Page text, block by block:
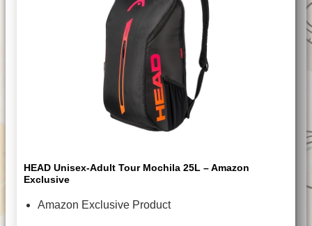
HEAD Unisex-Adult Tour Mochila 25L – Amazon
Exclusive
Amazon Exclusive Product